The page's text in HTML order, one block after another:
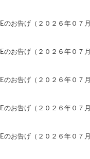
のお告げ（２０２６年０７月
のお告げ（２０２６年０７月
のお告げ（２０２６年０７月
のお告げ（２０２６年０７月
のお告げ（２０２６年０７月